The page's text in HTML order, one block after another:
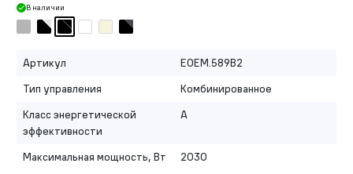
В наличии
Артикул
EOEM.589B2
Тип управления
Комбинированное
Класс энергетической
эффективности
A
Максимальная мощность, Вт 2030